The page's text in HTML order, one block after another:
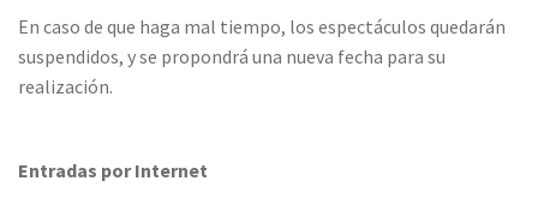
En caso de que haga mal tiempo, los espectáculos quedarán
suspendidos, y se propondrá una nueva fecha para su
realización.
Entradas por Internet